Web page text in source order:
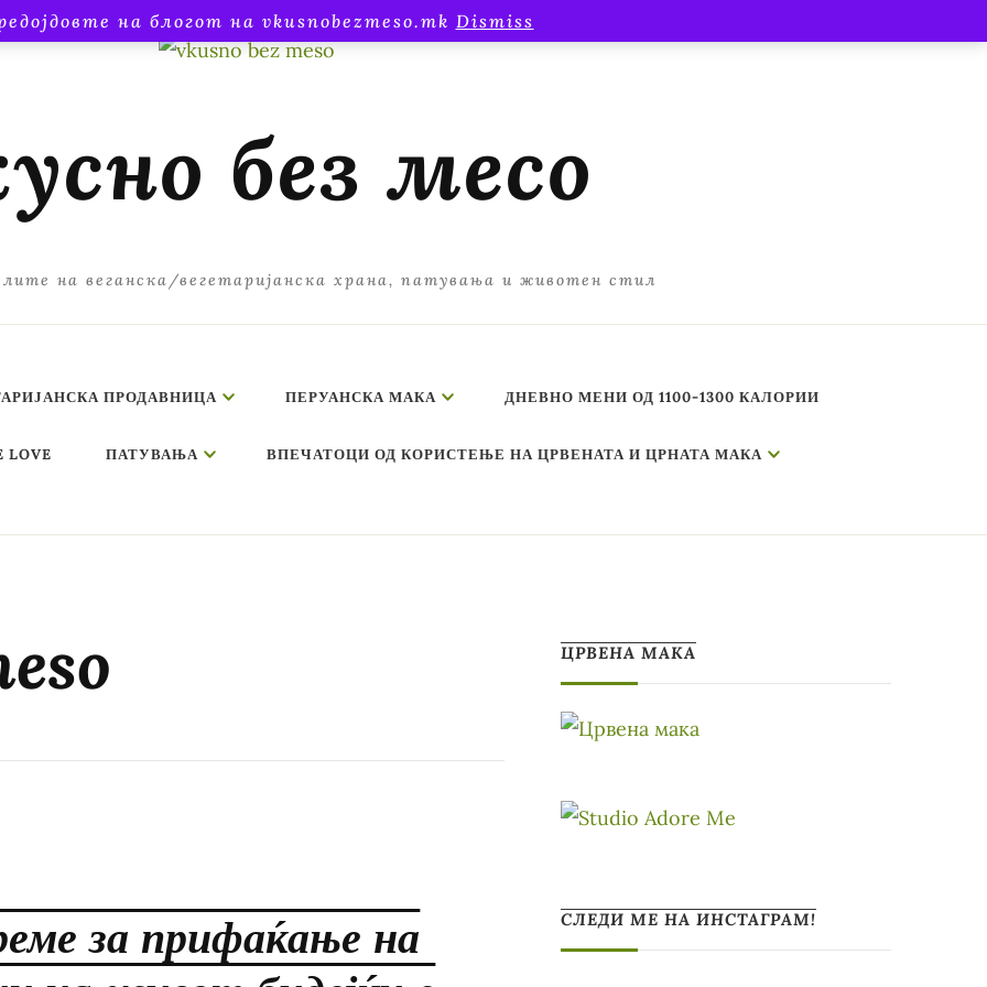
на блогот на vkusnobezmeso.mk Dismiss
без месо
на веганска/вегетаријанска храна, патувања и животен стил
ПРОДАВНИЦА ПЕРУАНСКА МАКА ДНЕВНО МЕНИ ОД 1100-1300 КАЛОРИИ
LOVE ПАТУВАЊА ВПЕЧАТОЦИ ОД КОРИСТЕЊЕ НА ЦРВЕНАТА И ЦРНАТА МАКА
за прифаќање на
ЦРВЕНА МАКА
СЛЕДИ МЕ НА ИНСТАГРАМ!